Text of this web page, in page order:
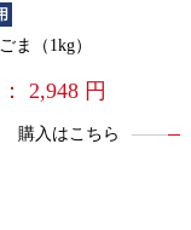
ま（1kg）
2,948 円
購入はこちら